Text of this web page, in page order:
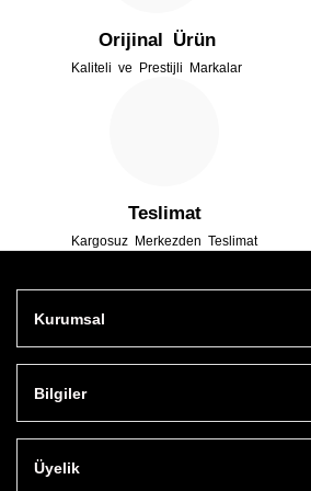
Orijinal Ürün
Kaliteli ve Prestijli Markalar
Teslimat
Kargosuz Merkezden Teslimat
Kurumsal
Bilgiler
Üyelik